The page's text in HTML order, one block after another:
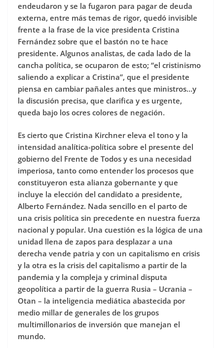
endeudaron y se la fugaron para pagar de deuda
externa, entre más temas de rigor, quedó invisible
frente a la frase de la vice presidenta Cristina
Fernández sobre que el bastón no te hace
presidente. Algunos analistas, de cada lado de la
cancha política, se ocuparon de esto; “el cristinismo
saliendo a explicar a Cristina”, que el presidente
piensa en cambiar pañales antes que ministros…y
la discusión precisa, que clarifica y es urgente,
queda bajo los ocres colores de negación.
Es cierto que Cristina Kirchner eleva el tono y la
intensidad analítica-política sobre el presente del
gobierno del Frente de Todos y es una necesidad
imperiosa, tanto como entender los procesos que
constituyeron esta alianza gobernante y que
incluye la elección del candidato a presidente,
Alberto Fernández. Nada sencillo en el parto de
una crisis política sin precedente en nuestra fuerza
nacional y popular. Una cuestión es la lógica de una
unidad llena de zapos para desplazar a una
derecha vende patria y con un capitalismo en crisis
y la otra es la crisis del capitalismo a partir de la
pandemia y la compleja y criminal disputa
geopolítica a partir de la guerra Rusia – Ucrania –
Otan – la inteligencia mediática abastecida por
medio millar de generales de los grupos
multimillonarios de inversión que manejan el
mundo.